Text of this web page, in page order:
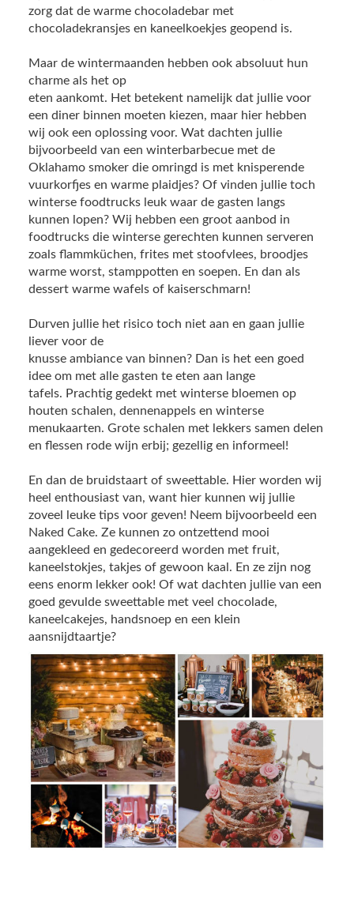
zorg dat de warme chocoladebar met
chocoladekransjes en kaneelkoekjes geopend is.
Maar de wintermaanden hebben ook absoluut hun
charme als het op
eten aankomt. Het betekent namelijk dat jullie voor
een diner binnen moeten kiezen, maar hier hebben
wij ook een oplossing voor. Wat dachten jullie
bijvoorbeeld van een winterbarbecue met de
Oklahamo smoker die omringd is met knisperende
vuurkorfjes en warme plaidjes? Of vinden jullie toch
winterse foodtrucks leuk waar de gasten langs
kunnen lopen? Wij hebben een groot aanbod in
foodtrucks die winterse gerechten kunnen serveren
zoals flammküchen, frites met stoofvlees, broodjes
warme worst, stamppotten en soepen. En dan als
dessert warme wafels of kaiserschmarn!
Durven jullie het risico toch niet aan en gaan jullie
liever voor de
knusse ambiance van binnen? Dan is het een goed
idee om met alle gasten te eten aan lange
tafels. Prachtig gedekt met winterse bloemen op
houten schalen, dennenappels en winterse
menukaarten. Grote schalen met lekkers samen delen
en flessen rode wijn erbij; gezellig en informeel!
En dan de bruidstaart of sweettable. Hier worden wij
heel enthousiast van, want hier kunnen wij jullie
zoveel leuke tips voor geven! Neem bijvoorbeeld een
Naked Cake. Ze kunnen zo ontzettend mooi
aangekleed en gedecoreerd worden met fruit,
kaneelstokjes, takjes of gewoon kaal. En ze zijn nog
eens enorm lekker ook! Of wat dachten jullie van een
goed gevulde sweettable met veel chocolade,
kaneelcakejes, handsnoep en een klein
aansnijdtaartje?